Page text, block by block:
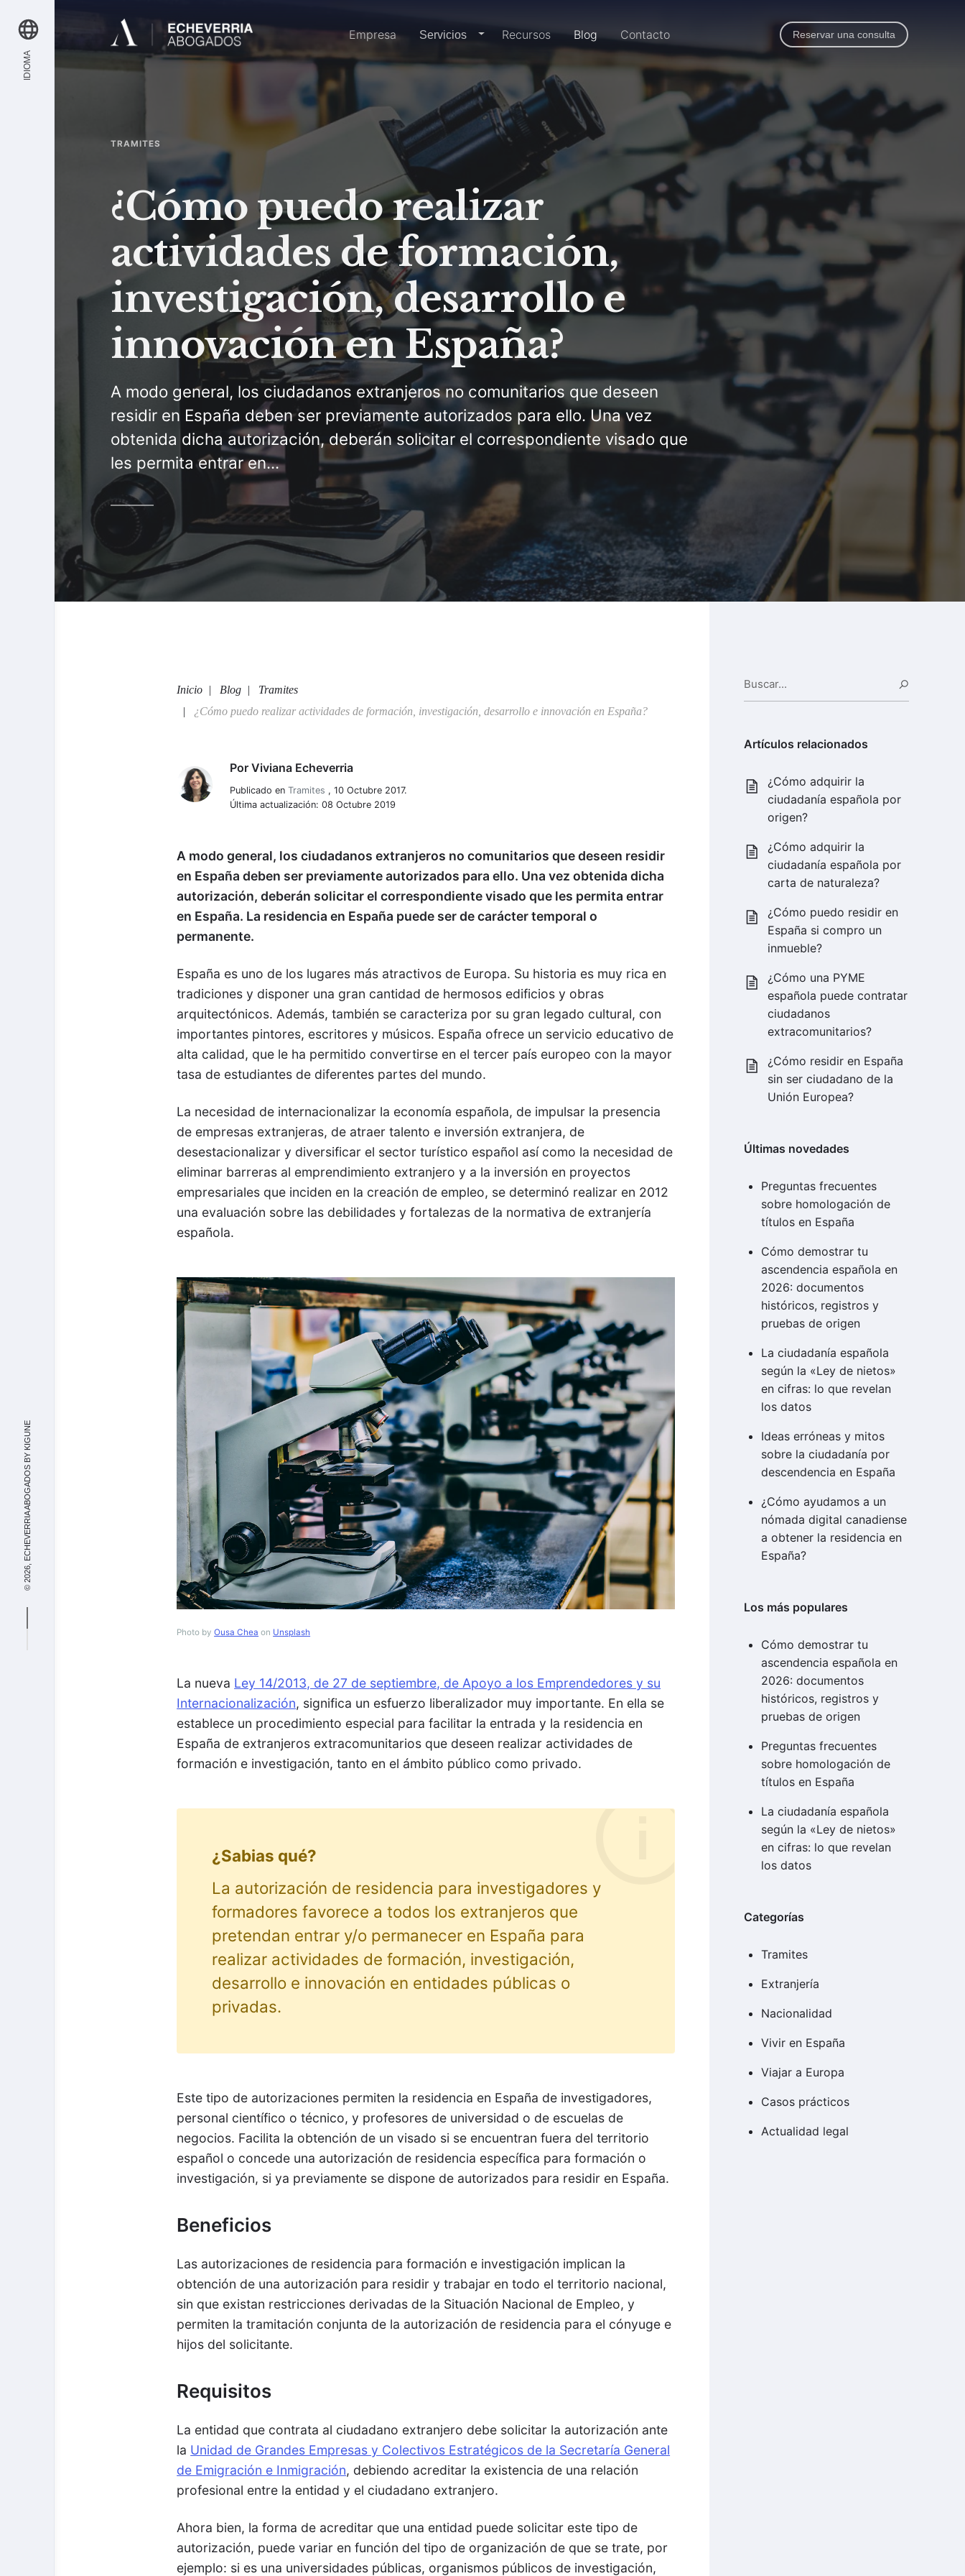
IDIOMA
© 2026, ECHEVERRIA ABOGADOS BY
KIGUNE
Inicio
Empresa Servicios dropdown-link
Recursos Blog Contacto Reservar una consulta
TRAMITES
¿Cómo puedo realizar
actividades de formación,
investigación, desarrollo e
innovación en España?
A modo general, los ciudadanos extranjeros no comunitarios que deseen
residir en España deben ser previamente autorizados para ello. Una vez
obtenida dicha autorización, deberán solicitar el correspondiente visado que
les permita entrar en...
Inicio Blog
Tramites
¿Cómo puedo realizar actividades de formación, investigación, desarrollo e innovación en España?
Viviana Echeverria
PorViviana Echeverria
Publicado enTramites ,10 Octubre 2017.
Última actualización: 08 Octubre 2019
A modo general, los ciudadanos extranjeros no comunitarios que deseen residir
en España deben ser previamente autorizados para ello. Una vez obtenida dicha
autorización, deberán solicitar el correspondiente visado que les permita entrar
en España. La residencia en España puede ser de carácter temporal o
permanente.
España es uno de los lugares más atractivos de Europa. Su historia es muy rica en
tradiciones y disponer una gran cantidad de hermosos edificios y obras
arquitectónicos. Además, también se caracteriza por su gran legado cultural, con
importantes pintores, escritores y músicos. España ofrece un servicio educativo de
alta calidad, que le ha permitido convertirse en el tercer país europeo con la mayor
tasa de estudiantes de diferentes partes del mundo.
La necesidad de internacionalizar la economía española, de impulsar la presencia
de empresas extranjeras, de atraer talento e inversión extranjera, de
desestacionalizar y diversificar el sector turístico español así como la necesidad de
eliminar barreras al emprendimiento extranjero y a la inversión en proyectos
empresariales que inciden en la creación de empleo, se determinó realizar en 2012
una evaluación sobre las debilidades y fortalezas de la normativa de extranjería
española.
Photo byOusa Chea on Unsplash
La nueva Ley 14/2013, de 27 de septiembre, de Apoyo a los Emprendedores y su
Internacionalización, significa un esfuerzo liberalizador muy importante. En ella se
establece un procedimiento especial para facilitar la entrada y la residencia en
España de extranjeros extracomunitarios que deseen realizar actividades de
formación e investigación, tanto en el ámbito público como privado.
¿Sabias qué?
La autorización de residencia para investigadores y
formadores favorece a todos los extranjeros que
pretendan entrar y/o permanecer en España para
realizar actividades de formación, investigación,
desarrollo e innovación en entidades públicas o
privadas.
Este tipo de autorizaciones permiten la residencia en España de investigadores,
personal científico o técnico, y profesores de universidad o de escuelas de
negocios. Facilita la obtención de un visado si se encuentran fuera del territorio
español o concede una autorización de residencia específica para formación o
investigación, si ya previamente se dispone de autorizados para residir en España.
Beneficios
Las autorizaciones de residencia para formación e investigación implican la
obtención de una autorización para residir y trabajar en todo el territorio nacional,
sin que existan restricciones derivadas de la Situación Nacional de Empleo, y
permiten la tramitación conjunta de la autorización de residencia para el cónyuge e
hijos del solicitante.
Requisitos
La entidad que contrata al ciudadano extranjero debe solicitar la autorización ante
la Unidad de Grandes Empresas y Colectivos Estratégicos de la Secretaría General
de Emigración e Inmigración, debiendo acreditar la existencia de una relación
profesional entre la entidad y el ciudadano extranjero.
Ahora bien, la forma de acreditar que una entidad puede solicitar este tipo de
autorización, puede variar en función del tipo de organización de que se trate, por
ejemplo: si es una universidades públicas, organismos públicos de investigación,
Buscar
Artículos relacionados
¿Cómo adquirir la
ciudadanía española por
origen?
¿Cómo adquirir la
ciudadanía española por
carta de naturaleza?
¿Cómo puedo residir en
España si compro un
inmueble?
¿Cómo una PYME
española puede contratar
ciudadanos
extracomunitarios?
¿Cómo residir en España
sin ser ciudadano de la
Unión Europea?
Últimas novedades
Preguntas frecuentes
sobre homologación de
títulos en España
Cómo demostrar tu
ascendencia española en
2026: documentos
históricos, registros y
pruebas de origen
La ciudadanía española
según la «Ley de nietos»
en cifras: lo que revelan
los datos
Ideas erróneas y mitos
sobre la ciudadanía por
descendencia en España
¿Cómo ayudamos a un
nómada digital canadiense
a obtener la residencia en
España?
Los más populares
Cómo demostrar tu
ascendencia española en
2026: documentos
históricos, registros y
pruebas de origen
Preguntas frecuentes
sobre homologación de
títulos en España
La ciudadanía española
según la «Ley de nietos»
en cifras: lo que revelan
los datos
Categorías
Tramites
Extranjería
Nacionalidad
Vivir en España
Viajar a Europa
Casos prácticos
Actualidad legal